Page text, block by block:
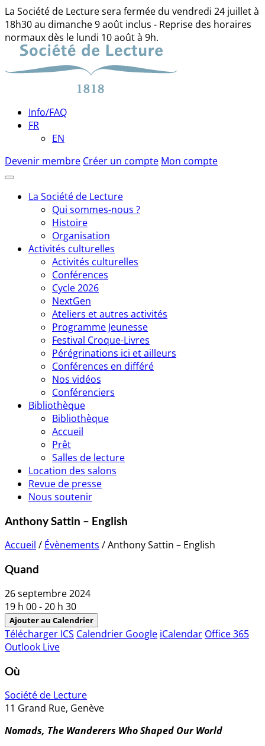
La Société de Lecture sera fermée du vendredi 24 juillet à
18h30 au dimanche 9 août inclus - Reprise des horaires
normaux dès le lundi 10 août à 9h.
Skip
content
Info/FAQ
FR
EN
Devenir membre Créer un compte Mon compte
La Société de Lecture
Qui sommes-nous ?
Histoire
Organisation
Activités culturelles
Activités culturelles
Conférences
Cycle 2026
NextGen
Ateliers et autres activités
Programme Jeunesse
Festival Croque-Livres
Pérégrinations ici et ailleurs
Conférences en différé
Nos vidéos
Conférenciers
Bibliothèque
Bibliothèque
Accueil
Prêt
Salles de lecture
Location des salons
Revue de presse
Nous soutenir
Anthony Sattin – English
Accueil / Évènements /Anthony Sattin – English
Quand
26 septembre 2024
19 h 00 - 20 h 30
Ajouter au Calendrier
Télécharger ICS Calendrier Google iCalendar Office 365
Outlook Live
Où
Société de Lecture
11 Grand Rue, Genève
Nomads, The Wanderers Who Shaped Our World